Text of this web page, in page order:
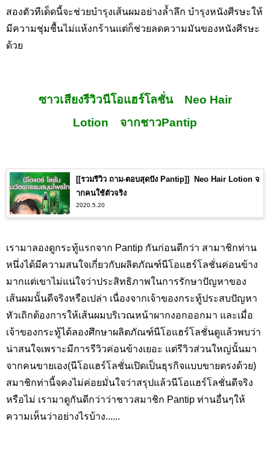
สองตัวทีเด็ดนี้จะช่วยบำรุงเส้นผมอย่างล้ำลึก บำรุงหนังศีรษะให้
มีความชุ่มชื้นไม่แห้งกร้านแต่ก็ช่วยลดความมันของหนังศีรษะ
ด้วย
ซาวเสียงรีวิวนีโอแฮร์โลชั่น Neo Hair
Lotion จากชาวPantip
[[รวมรีวิว ถาม-ตอบสุดปัง Pantip]] Neo Hair Lotion จ
ากคนใช้ตัวจริง
2020.5.20
เรามาลองดูกระทู้แรกจาก Pantip กันก่อนดีกว่า สามาชิกท่าน
หนึ่งได้มีความสนใจเกี่ยวกับผลิตภัณฑ์นีโอแฮร์โลชั่นค่อนข้าง
มากแต่เขาไม่แน่ใจว่าประสิทธิภาพในการรักษาปัญหาของ
เส้นผมนั้นดีจริงหรือเปล่า เนื่องจากเจ้าของกระทู้ประสบปัญหา
หัวเถิกต้องการให้เส้นผมบริเวณหน้าผากงอกออกมา และเมื่อ
เจ้าของกระทู้ได้ลองศึกษาผลิตภัณฑ์นีโอแฮร์โลชั่นดูแล้วพบว่า
น่าสนใจเพราะมีการรีวิวค่อนข้างเยอะ แต่รีวิวส่วนใหญ่นั้นมา
จากคนขายเอง(นีโอแฮร์โลชั่นเปิดเป็นธุรกิจแบบขายตรงด้วย)
สมาชิกท่านี้จคงไม่ค่อยมั่นใจว่าสรุปแล้วนีโอแฮร์โลชั่นดีจริง
หรือไม่ เรามาดูกันดีกว่าว่าชาวสมาชิก Pantip ท่านอื่นๆให้
ความเห็นว่าอย่างไรบ้าง......